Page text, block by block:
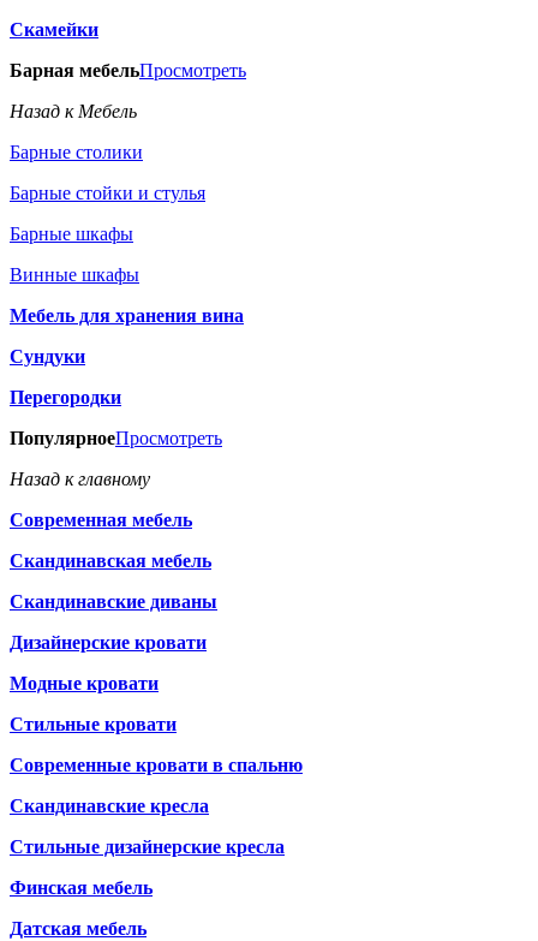
Скамейки
Барная мебельПросмотреть
Назад к Мебель
Барные столики
Барные стойки и стулья
Барные шкафы
Винные шкафы
Мебель для хранения вина
Сундуки
Перегородки
ПопулярноеПросмотреть
Назад к главному
Современная мебель
Скандинавская мебель
Скандинавские диваны
Дизайнерские кровати
Модные кровати
Стильные кровати
Современные кровати в спальню
Скандинавские кресла
Стильные дизайнерские кресла
Финская мебель
Датская мебель